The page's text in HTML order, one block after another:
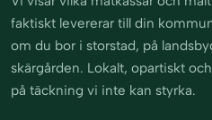
faktiskt levererar till din
om du bor i storstad, på
skärgården. Lokalt, opartiskt
på täckning vi inte kan styrka.